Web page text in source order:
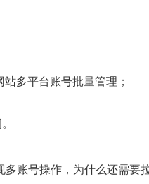
多平台账号批量管理；
账号操作，为什么还需要